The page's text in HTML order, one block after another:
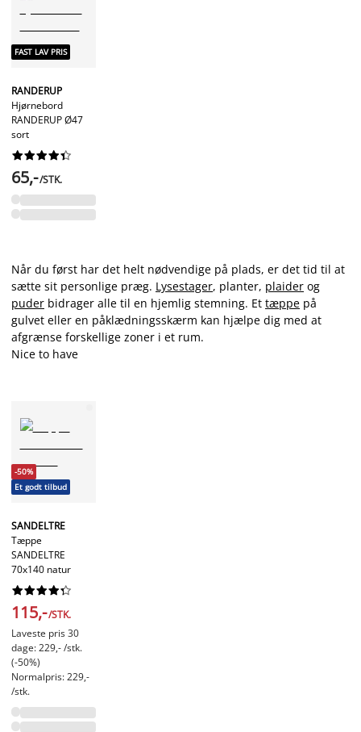
FAST LAV PRIS
RANDERUP
Hjørnebord
RANDERUP Ø47
sort






65,-/STK.
Når du først har det helt nødvendige på plads, er det tid til at
sætte sit personlige præg. Lysestager, planter, plaider og
puder bidrager alle til en hjemlig stemning. Et tæppe på
gulvet eller en påklædningsskærm kan hjælpe dig med at
afgrænse forskellige zoner i et rum.
Nice to have
-50%
Et godt tilbud
SANDELTRE
Tæppe
SANDELTRE
70x140 natur






115,-/STK.
Laveste pris 30
dage: 229,- /stk.
(-50%)
Normalpris: 229,-
/stk.